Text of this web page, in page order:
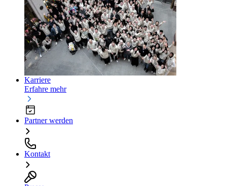
Karriere
Erfahre mehr
Partner werden
Kontakt